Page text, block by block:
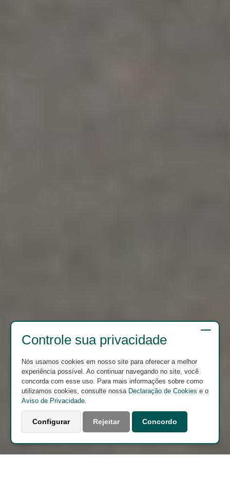
Controle sua privacidade
Nós usamos cookies em nosso site para oferecer a melhor
experiência possível. Ao continuar navegando no site, você
concorda com esse uso. Para mais informações sobre como
utilizamos cookies, consulte nossa Declaração de Cookies e o
Aviso de Privacidade.
Configurar Rejeitar Concordo